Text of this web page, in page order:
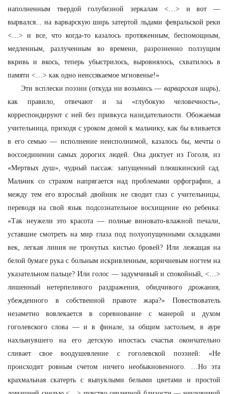
наполненным твердой голубизной зеркалам <…> и вот —
вырвался... на варварскую ширь затертой льдами февральской реки
<…> и все, что когда-то казалось протяженным, беспомощным,
медленным, разлученным во времени, разрозненно ползущим
вкривь и вкось, теперь убыстрилось, выровнялось, схватилось в
памяти <…> как одно неиссякаемое мгновенье!»
Эти всплески поэзии (откуда ни возьмись — варварская ширь),
как правило, отвечают и за «глубокую человечность»,
корреспондируют с ней без привкуса назидательности. Обожаемая
учительница, приходя с уроком домой к мальчику, как бы вливается
в его семью — исполнение неисполнимой, казалось бы, мечты о
воссоединении самых дорогих людей. Она диктует из Гоголя, из
«Мертвых душ», чудный пассаж: запущенный плюшкинский сад.
Мальчик со страхом напрягается над проблемами орфографии, а
между тем его взрослый двойник не сводит глаз с учительницы,
переводя на свой язык подсознательное восхищение ею ребенка:
«Так неужели это красота — полные виновато-влажной печали,
уставшие смотреть на мир глаза под полуопущенными складками
век, легкая линия не тронутых кистью бровей? Или лежащая на
белой бумаге рука с больным искривленным, коричневым ногтем на
указательном пальце? Или голос — задумчивый и спокойный, <…>
лишенный нетерпеливого раздражения, обидчивого дрожания,
убежденного в собственной правоте жара?» Повествователь
незаметно вовлекается в соревнование с манерой и духом
гоголевского слова — и в финале, за общим застольем, в ауре
нахлынувшего на его детскую ипостась счастья окончательно
сливает свое воодушевление с гоголевской поэзией: «Не
происходит ровным счетом ничего необыкновенного. …Но эта
крахмальная скатерть с выпуклыми белыми цветами и простой